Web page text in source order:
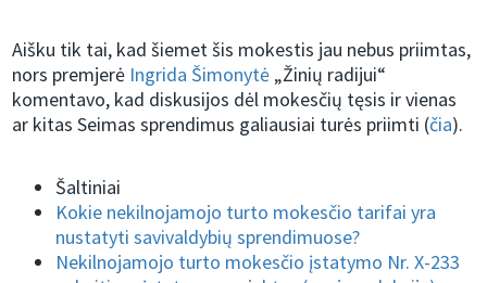
Aišku tik tai, kad šiemet šis mokestis jau nebus priimtas,
nors premjerė Ingrida Šimonytė „Žinių radijui“
komentavo, kad diskusijos dėl mokesčių tęsis ir vienas
ar kitas Seimas sprendimus galiausiai turės priimti (čia).
Šaltiniai
Kokie nekilnojamojo turto mokesčio tarifai yra
nustatyti savivaldybių sprendimuose?
Nekilnojamojo turto mokesčio įstatymo Nr. X-233